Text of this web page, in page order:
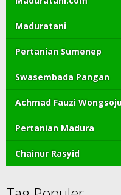
Maduratani
Pertanian Sumenep
Swasembada Pangan
Achmad Fauzi
Pertanian Madura
Chainur Rasyid